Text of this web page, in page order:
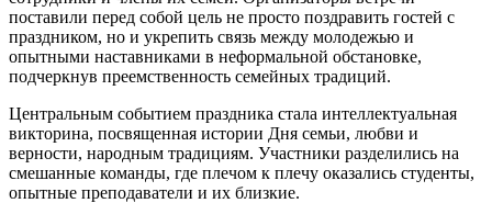
поставили перед собой цель не просто поздравить гостей с
праздником, но и укрепить связь между молодежью и
опытными наставниками в неформальной обстановке,
подчеркнув преемственность семейных традиций.
Центральным событием праздника стала интеллектуальная
викторина, посвященная истории Дня семьи, любви и
верности, народным традициям. Участники разделились на
смешанные команды, где плечом к плечу оказались студенты,
опытные преподаватели и их близкие.